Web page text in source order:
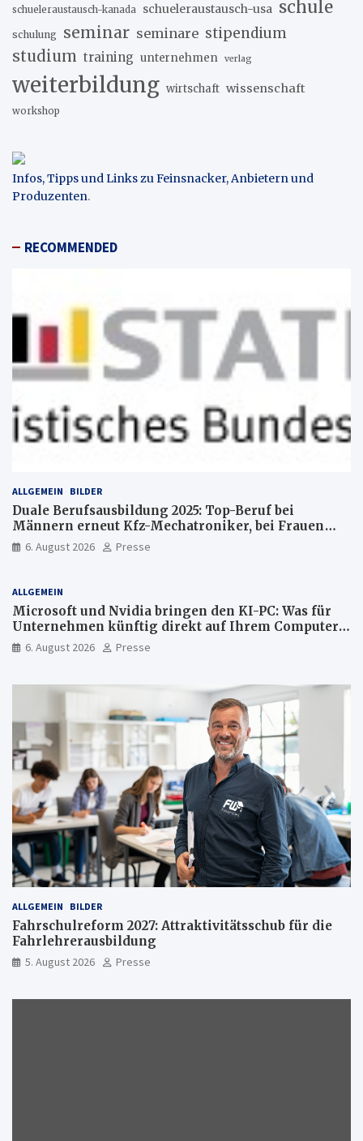
schueleraustausch-kanada schueleraustausch-usa schule
schulung seminar seminare stipendium
studium training unternehmen verlag
weiterbildung wirtschaft wissenschaft
workshop
Infos, Tipps und Links zu Feinsnacker, Anbietern und
Produzenten.
RECOMMENDED
ALLGEMEIN BILDER
Duale Berufsausbildung 2025: Top-Beruf bei
Männern erneut Kfz-Mechatroniker, bei Frauen
medizinische Fachangestellte
6. August 2026 Presse
ALLGEMEIN
Microsoft und Nvidia bringen den KI-PC: Was für
Unternehmen künftig direkt auf Ihrem Computer
läuft und was weiter in der Cloud bleibt
6. August 2026 Presse
ALLGEMEIN BILDER
Fahrschulreform 2027: Attraktivitätsschub für die
Fahrlehrerausbildung
5. August 2026 Presse